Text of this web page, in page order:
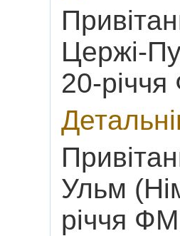
Цержі-
20-
Ульм
річчя